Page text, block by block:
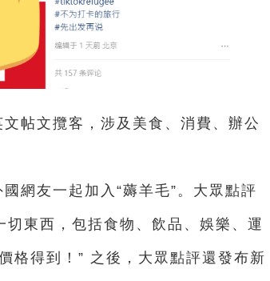
帖文攬客，涉及美食、消費、辦公
網友一起加入“薅羊毛”。大眾點評
東西，包括食物、飲品、娛樂、運
格得到！” 之後，大眾點評還發布新